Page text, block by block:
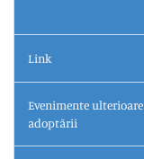
Link
Evenimente ulterioare
adoptării